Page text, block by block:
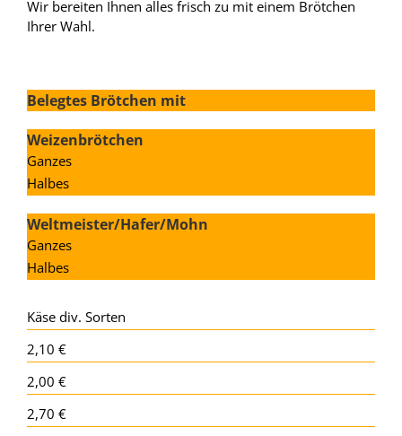
Wir bereiten Ihnen alles frisch zu mit einem Brötchen
Ihrer Wahl.
Belegtes Brötchen mit
Weizenbrötchen
Ganzes
Halbes
Weltmeister/Hafer/Mohn
Ganzes
Halbes
Käse div. Sorten
2,10 €
2,00 €
2,70 €